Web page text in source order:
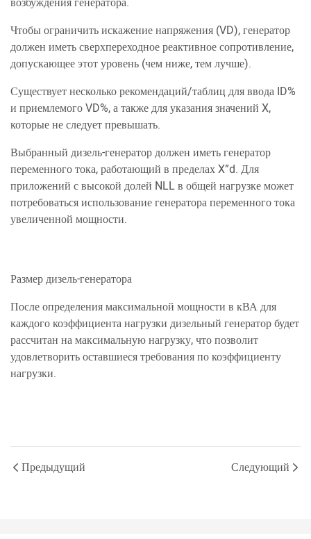
Чтобы ограничить искажение напряжения (VD), генератор
должен иметь сверхпереходное реактивное сопротивление,
допускающее этот уровень (чем ниже, тем лучше).
Существует несколько рекомендаций/таблиц для ввода ID%
и приемлемого VD%, а также для указания значений X,
которые не следует превышать.
Выбранный дизель-генератор должен иметь генератор
переменного тока, работающий в пределах X”d. Для
приложений с высокой долей NLL в общей нагрузке может
потребоваться использование генератора переменного тока
увеличенной мощности.
Размер дизель-генератора
После определения максимальной мощности в кВА для
каждого коэффициента нагрузки дизельный генератор будет
рассчитан на максимальную нагрузку, что позволит
удовлетворить оставшиеся требования по коэффициенту
нагрузки.
Предыдущий Следующий